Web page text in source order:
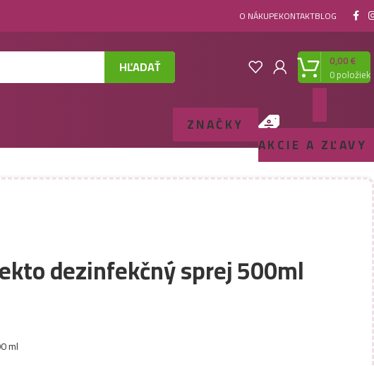
O NÁKUPEKONTAKTBLOG
HĽADAŤ 0položiek
0,00€
ZNAČKY
AKCIE A ZĽAVY
dezinfekčný sprej 500ml
ml